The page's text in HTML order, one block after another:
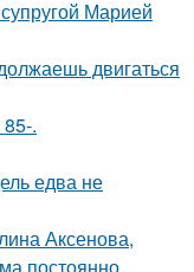
Марией
двигаться
.
едва не
Аксенова,